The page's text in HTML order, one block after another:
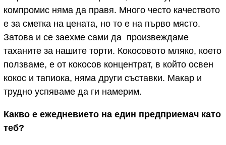
компромис няма да правя. Много често качеството
е за сметка на цената, но то е на първо място.
Затова и се заехме сами да произвеждаме
таханите за нашите торти. Кокосовото мляко, което
ползваме, е от кокосов концентрат, в който освен
кокос и тапиока, няма други съставки. Макар и
трудно успяваме да ги намерим.
Какво е ежедневието на един предприемач като
теб?